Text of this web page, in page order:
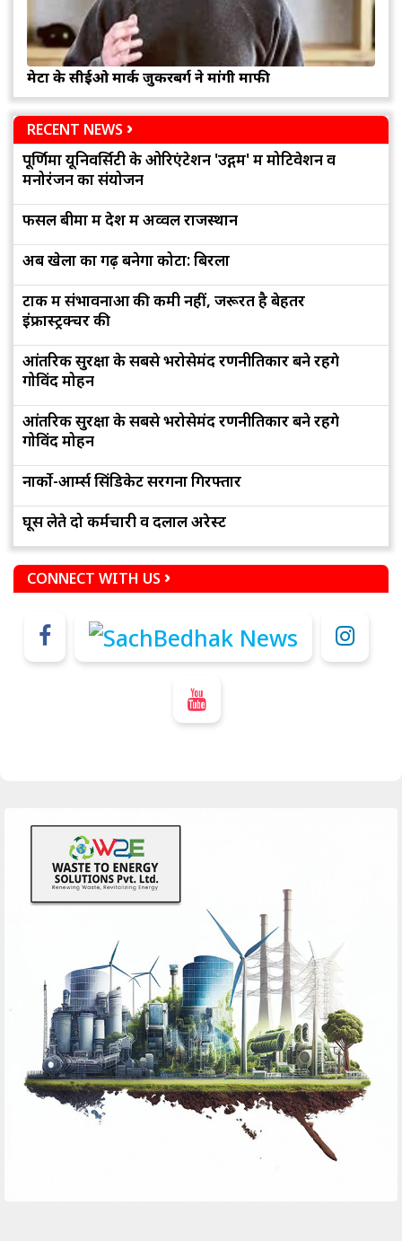
मेटा के सीईओ मार्क जुकरबर्ग ने मांगी माफी
RECENT NEWS
पूर्णिमा यूनिवर्सिटी के ओरिएंटेशन 'उद्गम' में मोटिवेशन व
मनोरंजन का संयोजन
फसल बीमा में देश में अव्वल राजस्थान
अब खेलों का गढ़ बनेगा कोटा: बिरला
टोंक में संभावनाओं की कमी नहीं, जरूरत है बेहतर
इंफ्रास्ट्रक्चर की
आंतरिक सुरक्षा के सबसे भरोसेमंद रणनीतिकार बने रहेंगे
गोविंद मोहन
आंतरिक सुरक्षा के सबसे भरोसेमंद रणनीतिकार बने रहेंगे
गोविंद मोहन
नार्को-आर्म्स सिंडिकेट सरगना गिरफ्तार
घूस लेते दो कर्मचारी व दलाल अरेस्ट
CONNECT WITH US